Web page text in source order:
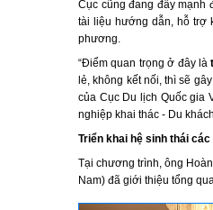
Cục cũng đang đẩy mạnh
tài liệu hướng dẫn, hỗ trợ
phương.
“Điểm quan trọng ở đây là
lẻ, không kết nối, thì sẽ
của Cục Du lịch Quốc gia
nghiệp khai thác - Du
Triển khai hệ sinh thái
Tại chương trình, ông
Nam) đã giới thiệu tổng